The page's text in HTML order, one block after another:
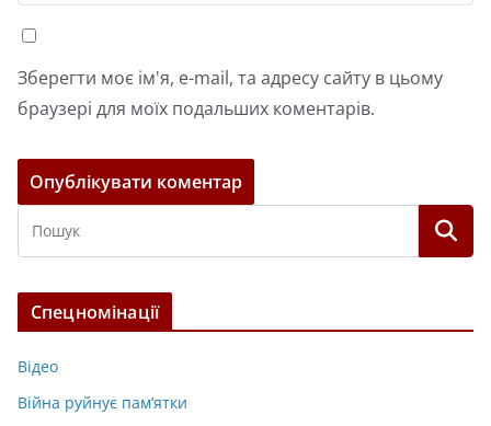
Зберегти моє ім'я, e-mail, та адресу сайту в цьому
браузері для моїх подальших коментарів.
Спецномінації
Відео
Війна руйнує пам’ятки